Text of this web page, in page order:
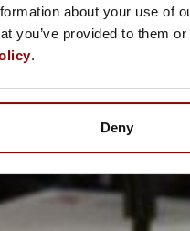
about your use of
you’ve provided to them
.
Deny